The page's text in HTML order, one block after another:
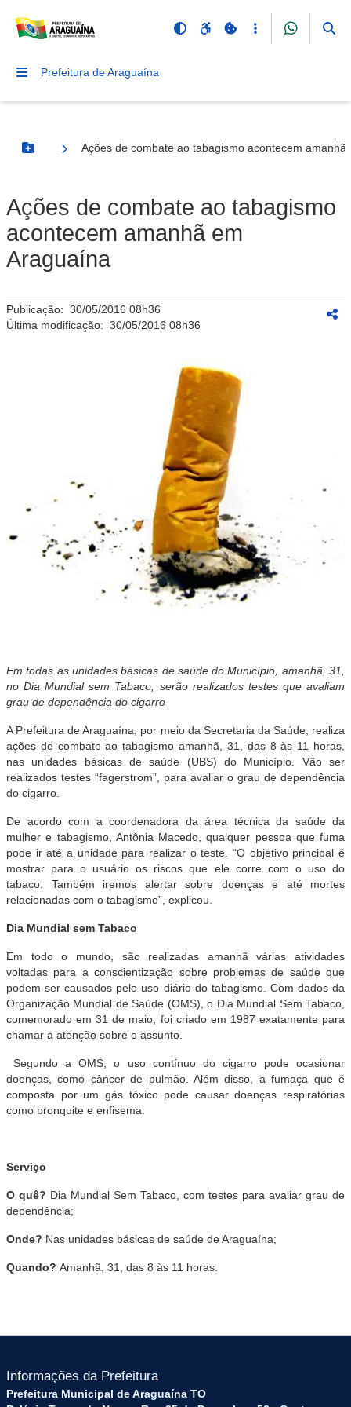
Prefeitura de Araguaína
Botão Menu
Ações de combate ao tabagismo acontecem amanhã
Ações de combate ao tabagismo
acontecem amanhã em
Araguaína
Publicação: 30/05/2016 08h36
Última modificação: 30/05/2016 08h36
Em todas as unidades básicas de saúde do Município, amanhã, 31,
no Dia Mundial sem Tabaco, serão realizados testes que avaliam
grau de dependência do cigarro
A Prefeitura de Araguaína, por meio da Secretaria da Saúde, realiza
ações de combate ao tabagismo amanhã, 31, das 8 às 11 horas,
nas unidades básicas de saúde (UBS) do Município. Vão ser
realizados testes “fagerstrom”, para avaliar o grau de dependência
do cigarro.
De acordo com a coordenadora da área técnica da saúde da
mulher e tabagismo, Antônia Macedo, qualquer pessoa que fuma
pode ir até a unidade para realizar o teste. “O objetivo principal é
mostrar para o usuário os riscos que ele corre com o uso do
tabaco. Também iremos alertar sobre doenças e até mortes
relacionadas com o tabagismo”, explicou.
Dia Mundial sem Tabaco
Em todo o mundo, são realizadas amanhã várias atividades
voltadas para a conscientização sobre problemas de saúde que
podem ser causados pelo uso diário do tabagismo. Com dados da
Organização Mundial de Saúde (OMS), o Dia Mundial Sem Tabaco,
comemorado em 31 de maio, foi criado em 1987 exatamente para
chamar a atenção sobre o assunto.
Segundo a OMS, o uso contínuo do cigarro pode ocasionar
doenças, como câncer de pulmão. Além disso, a fumaça que é
composta por um gás tóxico pode causar doenças respiratórias
como bronquite e enfisema.
Serviço
O quê? Dia Mundial Sem Tabaco, com testes para avaliar grau de
dependência;
Onde? Nas unidades básicas de saúde de Araguaína;
Quando? Amanhã, 31, das 8 às 11 horas.
Informações da Prefeitura
Prefeitura Municipal de Araguaína TO